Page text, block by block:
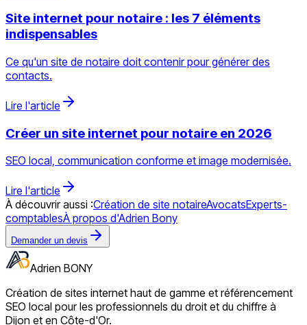
Site internet pour notaire : les 7 éléments
indispensables
Ce qu'un site de notaire doit contenir pour générer des
contacts.
Lire l'article
Créer un site internet pour notaire en 2026
SEO local, communication conforme et image modernisée.
Lire l'article
À découvrir aussi :Création de site notaireAvocatsExperts-
comptablesÀ propos d'Adrien Bony
Demander un devis
Adrien BONY
Création de sites internet haut de gamme et référencement
SEO local pour les professionnels du droit et du chiffre à
Dijon et en Côte-d'Or.